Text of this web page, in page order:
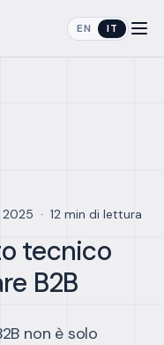
EN IT
2025 · 12 min di lettura
tecnico
B2B
non è solo